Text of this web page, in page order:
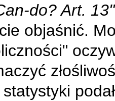
do? Art. 13"
objaśnić.